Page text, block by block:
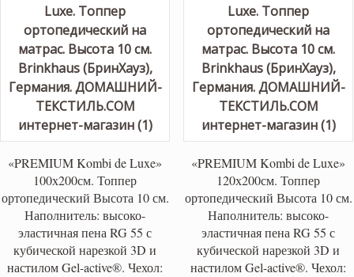
«PREMIUM Kombi de Luxe»
100х200см. Топпер
ортопедический Высота 10 см.
Наполнитель: высоко-
эластичная пена RG 55 с
кубической нарезкой 3D и
настилом Gel-active®. Чехол:
«PREMIUM Kombi de Luxe»
120х200см. Топпер
ортопедический Высота 10 см.
Наполнитель: высоко-
эластичная пена RG 55 с
кубической нарезкой 3D и
настилом Gel-active®. Чехол: